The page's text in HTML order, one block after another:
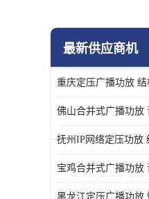
最新供应商机